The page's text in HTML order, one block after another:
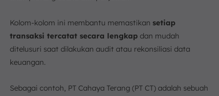
Kolom-kolom ini membantu memastikan setiap
transaksi tercatat secara lengkap dan mudah
ditelusuri saat dilakukan audit atau rekonsiliasi data
keuangan.
Sebagai contoh, PT Cahaya Terang (PT CT) adalah sebuah